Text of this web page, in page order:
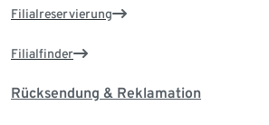
Filialreservierung
Filialfinder
Rücksendung & Reklamation